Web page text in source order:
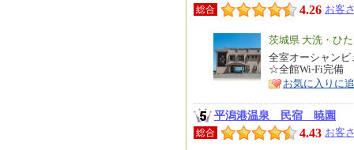
総合 4.26 お客
エ
リ
ア
茨城県 大洗・ひ
特
徴
全室オーシャン
☆全館Wi-Fi完備
お気に入りに
平潟港温泉 民宿 暁園
総合 4.43 お客